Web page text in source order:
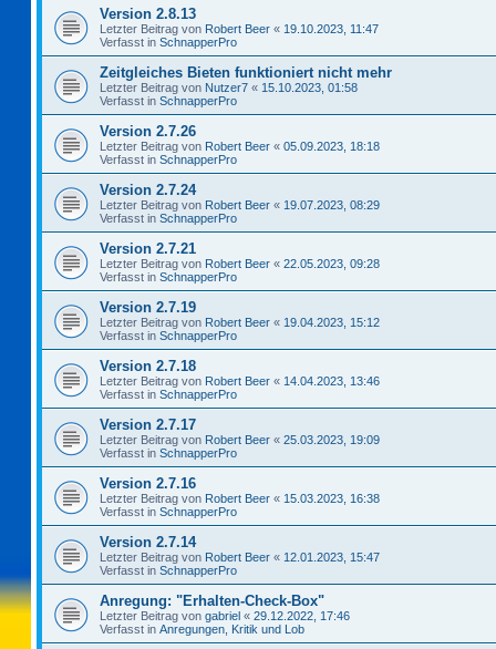
Version 2.8.13
Letzter Beitrag von Robert Beer « 19.10.2023, 11:47
Verfasst in SchnapperPro
Zeitgleiches Bieten funktioniert nicht mehr
Letzter Beitrag von Nutzer7 « 15.10.2023, 01:58
Verfasst in SchnapperPro
Version 2.7.26
Letzter Beitrag von Robert Beer « 05.09.2023, 18:18
Verfasst in SchnapperPro
Version 2.7.24
Letzter Beitrag von Robert Beer « 19.07.2023, 08:29
Verfasst in SchnapperPro
Version 2.7.21
Letzter Beitrag von Robert Beer « 22.05.2023, 09:28
Verfasst in SchnapperPro
Version 2.7.19
Letzter Beitrag von Robert Beer « 19.04.2023, 15:12
Verfasst in SchnapperPro
Version 2.7.18
Letzter Beitrag von Robert Beer « 14.04.2023, 13:46
Verfasst in SchnapperPro
Version 2.7.17
Letzter Beitrag von Robert Beer « 25.03.2023, 19:09
Verfasst in SchnapperPro
Version 2.7.16
Letzter Beitrag von Robert Beer « 15.03.2023, 16:38
Verfasst in SchnapperPro
Version 2.7.14
Letzter Beitrag von Robert Beer « 12.01.2023, 15:47
Verfasst in SchnapperPro
Anregung: "Erhalten-Check-Box"
Letzter Beitrag von gabriel « 29.12.2022, 17:46
Verfasst in Anregungen, Kritik und Lob